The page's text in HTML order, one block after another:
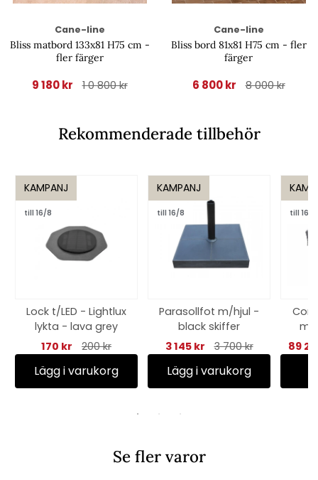
Cane-line
Bliss matbord 133x81 H75 cm -
fler färger
9 180 kr 1 0 800 kr
Cane-line
Bliss bord 81x81 H75 cm - fler
färger
6 800 kr 8 000 kr
Rekommenderade tillbehör
KAMPANJ
till 16/8
Lock t/LED - Lightlux
lykta - lava grey
170 kr
200 kr
Lägg i varukorg
KAMPANJ
till 16/8
Parasollfot m/hjul -
black skiffer
3 145 kr
3 700 kr
Lägg i varukorg
till 16/8
89
Se fler varor